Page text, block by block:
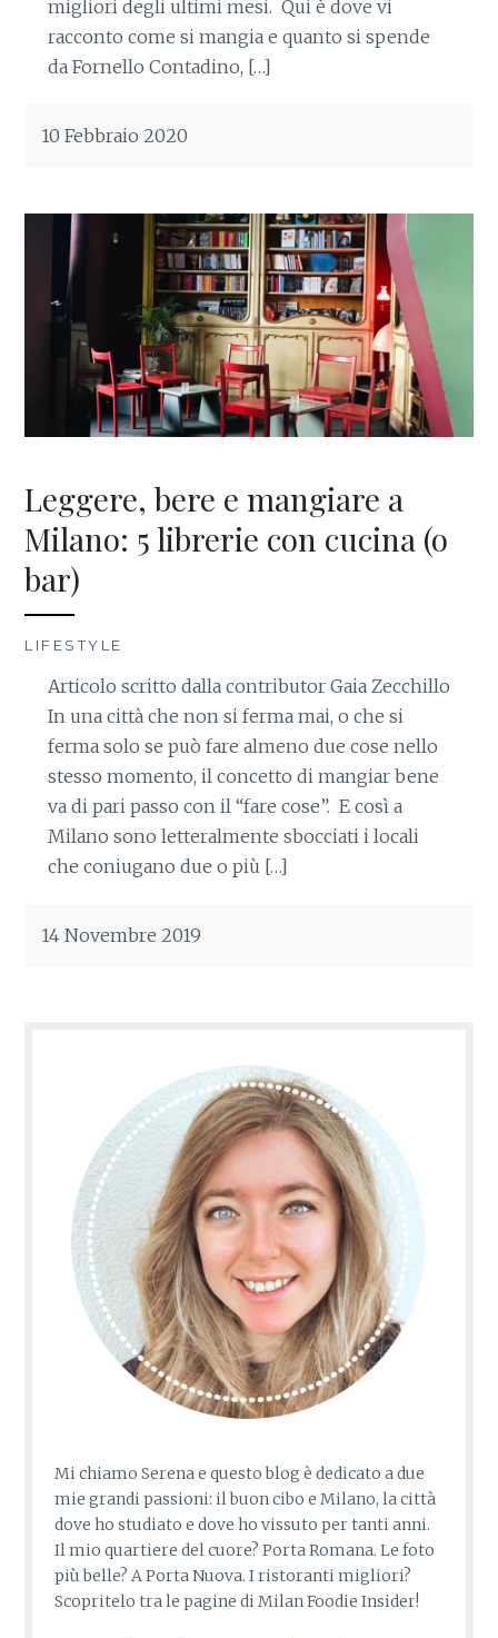
migliori degli ultimi mesi. Qui è dove vi
racconto come si mangia e quanto si spende
da Fornello Contadino, […]
10 Febbraio 2020
Leggere, bere e mangiare a
Milano: 5 librerie con cucina (o
bar)
LIFESTYLE
Articolo scritto dalla contributor Gaia Zecchillo
In una città che non si ferma mai, o che si
ferma solo se può fare almeno due cose nello
stesso momento, il concetto di mangiar bene
va di pari passo con il “fare cose”. E così a
Milano sono letteralmente sbocciati i locali
che coniugano due o più […]
14 Novembre 2019
Mi chiamo Serena e questo blog è dedicato a due
mie grandi passioni: il buon cibo e Milano, la città
dove ho studiato e dove ho vissuto per tanti anni.
Il mio quartiere del cuore? Porta Romana. Le foto
più belle? A Porta Nuova. I ristoranti migliori?
Scopritelo tra le pagine di Milan Foodie Insider!